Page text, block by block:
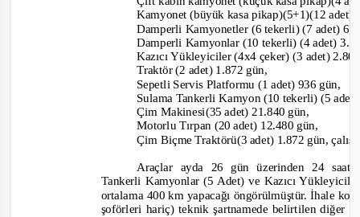
Kamyonet (büyük kasa pikap)(5+1)(12 adet)
Damperli Kamyonetler (6 tekerli) (7 adet)
Damperli Kamyonlar (10 tekerli) (4 adet)
Kazıcı Yükleyiciler (4x4 çeker) (3 adet)
Traktör (2 adet) 1.872 gün,
Sepetli Servis Platformu (1 adet) 936 gün,
Sulama Tankerli Kamyon (10 tekerli) (5
Çim Makinesi(35 adet) 21.840 gün,
Motorlu Tırpan (20 adet) 12.480 gün,
Çim Biçme Traktörü(3 adet) 1.872 gün,
Araçlar ayda 26 gün üzerinden 24 saat
Tankerli Kamyonlar (5 Adet) ve Kazıcı
ortalama 400 km yapacağı öngörülmüştür. İhale
şoförleri hariç) teknik şartnamede belirtilen